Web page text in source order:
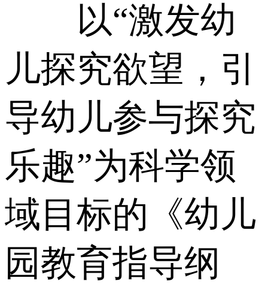
以“激发幼
儿探究欲望，引
导幼儿参与探究
乐趣”为科学领
域目标的《幼儿
园教育指导纲